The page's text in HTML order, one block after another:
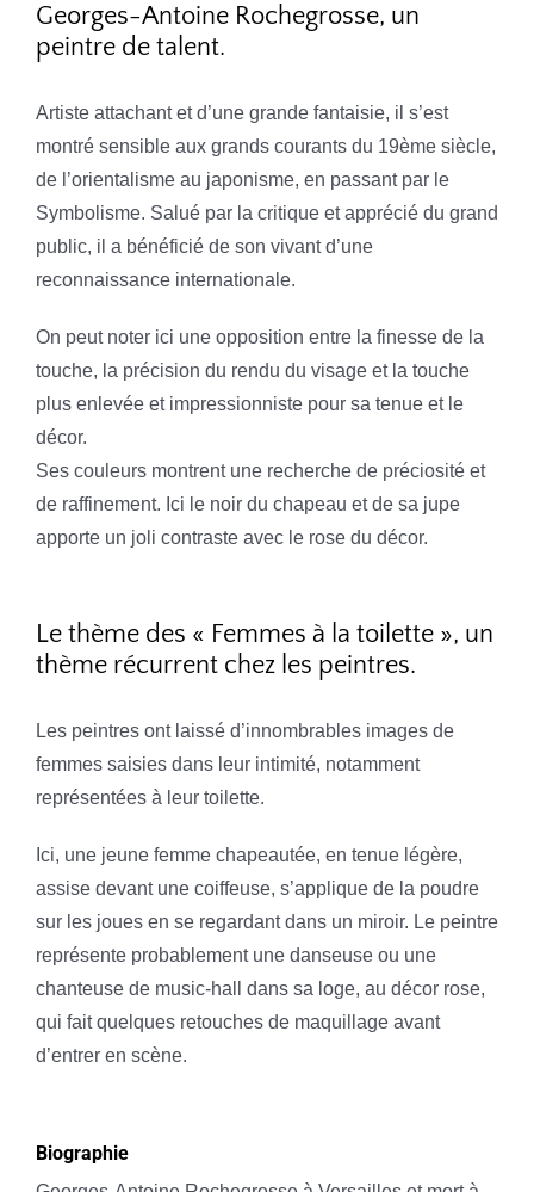
Georges-Antoine Rochegrosse, un
peintre de talent.
Artiste attachant et d’une grande fantaisie, il s’est
montré sensible aux grands courants du 19ème siècle,
de l’orientalisme au japonisme, en passant par le
Symbolisme. Salué par la critique et apprécié du grand
public, il a bénéficié de son vivant d’une
reconnaissance internationale.
On peut noter ici une opposition entre la finesse de la
touche, la précision du rendu du visage et la touche
plus enlevée et impressionniste pour sa tenue et le
décor.
Ses couleurs montrent une recherche de préciosité et
de raffinement. Ici le noir du chapeau et de sa jupe
apporte un joli contraste avec le rose du décor.
Le thème des « Femmes à la toilette », un
thème récurrent chez les peintres.
Les peintres ont laissé d’innombrables images de
femmes saisies dans leur intimité, notamment
représentées à leur toilette.
Ici, une jeune femme chapeautée, en tenue légère,
assise devant une coiffeuse, s’applique de la poudre
sur les joues en se regardant dans un miroir. Le peintre
représente probablement une danseuse ou une
chanteuse de music-hall dans sa loge, au décor rose,
qui fait quelques retouches de maquillage avant
d’entrer en scène.
Biographie